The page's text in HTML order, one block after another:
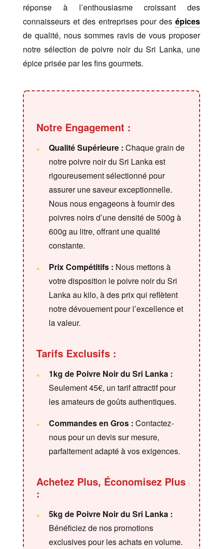
réponse à l’enthousiasme croissant des
connaisseurs et des entreprises pour des épices
de qualité, nous sommes ravis de vous proposer
notre sélection de poivre noir du Sri Lanka, une
épice prisée par les fins gourmets.
Notre Engagement :
Qualité Supérieure : Chaque grain de
notre poivre noir du Sri Lanka est
rigoureusement sélectionné pour
assurer une saveur exceptionnelle.
Nous nous engageons à fournir des
poivres noirs d’une densité de 500g à
600g au litre, offrant une qualité
constante.
Prix Compétitifs : Nous mettons à
votre disposition le poivre noir du Sri
Lanka au kilo, à des prix qui reflètent
notre dévouement pour l’excellence et
la valeur.
Tarifs Exclusifs :
1kg de Poivre Noir du Sri Lanka :
Seulement 45€, un tarif attractif pour
les amateurs de goûts authentiques.
Commandes en Gros : Contactez-
nous pour un devis sur mesure,
parfaitement adapté à vos exigences.
Achetez Plus, Économisez Plus
:
5kg de Poivre Noir du Sri Lanka :
Bénéficiez de nos promotions
exclusives pour les achats en volume.